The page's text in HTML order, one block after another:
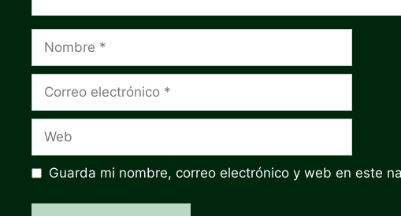
Nombre
Correo
Web
Guarda mi nombre, correo electrónico y web en este